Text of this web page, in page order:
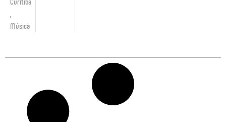
Música